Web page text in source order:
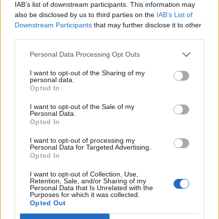
IAB’s list of downstream participants. This information may
also be disclosed by us to third parties on the IAB’s List of
Downstream Participants that may further disclose it to other
Personal Data Processing Opt Outs
I want to opt-out of the Sharing of my
personal data.
Opted In
I want to opt-out of the Sale of my
Personal Data.
Opted In
I want to opt-out of processing my
Personal Data for Targeted Advertising.
Opted In
I want to opt-out of Collection, Use,
Retention, Sale, and/or Sharing of my
Personal Data that Is Unrelated with the
Purposes for which it was collected.
Opted Out
Viihdeuutiset
Viaplaysta – merkittävä muutos
toteutumassa